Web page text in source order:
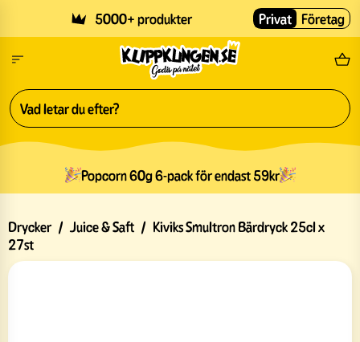
5000+ produkter Fri
Privat Företag
Popcorn 60g 6-pack för endast 59kr
Drycker / Juice & Saft / Kiviks Smultron Bärdryck 25cl x
27st